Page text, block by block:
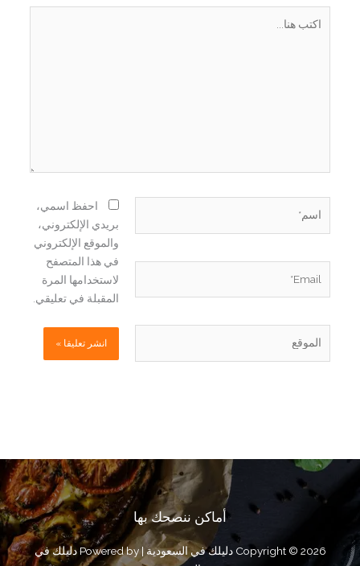
احفظ اسمي،
بريدي الإلكتروني،
والموقع الإلكتروني
في هذا المتصفح
لاستخدامها المرة
المقبلة في تعليقي.
أماكن ننصحك بها
Copyright © 2026 دليلك في السعودية | Powered by دليلك في